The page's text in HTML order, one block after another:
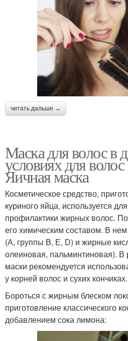
читать дальше →
Маска для волос в
условиях для
Яичная маска
Косметическое средство,
куриного яйца, используется
профилактики жирных волос.
его химическим составом. В
(А, группы В, Е, D) и жирные
олеиновая, пальминтиновая). В
маски рекомендуется
у корней волос и сухих кончиках.
Бороться с жирным блеском
приготовление классического
добавлением сока лимона: